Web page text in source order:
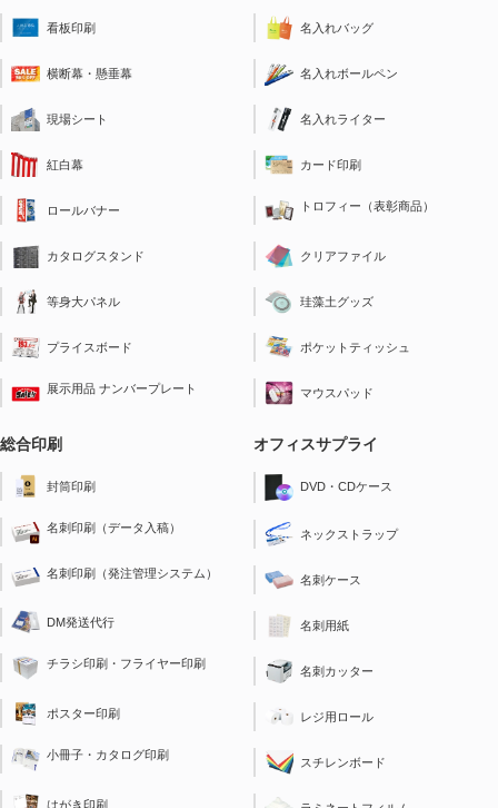
看板印刷
横断幕・懸垂幕
現場シート
紅白幕
ロールバナー
カタログスタンド
等身大パネル
プライスボード
展示用品 ナンバープレート
名入れバッグ
名入れボールペン
名入れライター
カード印刷
トロフィー（表彰商品）
クリアファイル
珪藻土グッズ
ポケットティッシュ
マウスパッド
総合印刷
封筒印刷
名刺印刷（データ入稿）
名刺印刷（発注管理システム）
DM発送代行
チラシ印刷・フライヤー印刷
ポスター印刷
小冊子・カタログ印刷
はがき印刷
オフィスサプライ
DVD・CDケース
ネックストラップ
名刺ケース
名刺用紙
名刺カッター
レジ用ロール
スチレンボード